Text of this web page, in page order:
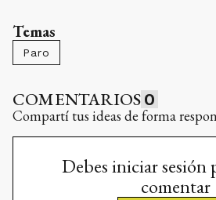
Temas
Paro
COMENTARIOS 0
Compartí tus ideas de forma
Debes iniciar sesión
comentar